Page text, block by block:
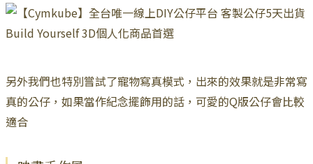
另外我們也特別嘗試了寵物寫真模式，出來的效果就是非常寫
真的公仔，如果當作紀念擺飾用的話，可愛的Q版公仔會比較
適合